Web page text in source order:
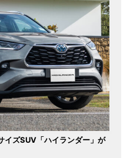
イズSUV「ハイランダー」が